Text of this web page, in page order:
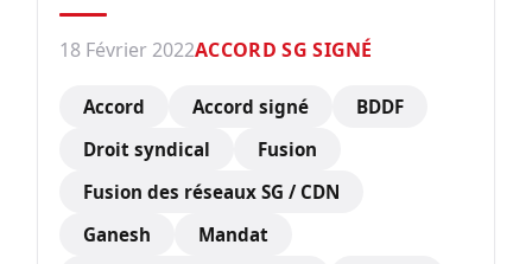
18 Février 2022ACCORD SG SIGNÉ
Accord Accord signé
BDDF
Droit syndical
Fusion
Fusion des réseaux SG / CDN
Ganesh
Mandat